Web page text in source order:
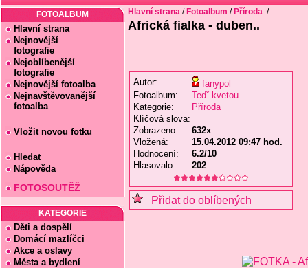
FOTOALBUM
Hlavní strana
Nejnovější
fotografie
Nejoblíbenější
fotografie
Nejnovější fotoalba
Nejnavštěvovanější
fotoalba
Vložit novou fotku
Hledat
Nápověda
FOTOSOUTĚŽ
KATEGORIE
Děti a dospělí
Domácí mazlíčci
Akce a oslavy
Města a bydlení
Hlavní strana / Fotoalbum / Příroda /
Africká fialka - duben..
Autor:
fanypol
Fotoalbum:
Tedˇ kvetou
Kategorie:
Příroda
Klíčová slova:
Zobrazeno:
632x
Vložená:
15.04.2012 09:47 hod.
Hodnocení:
6.2/10
Hlasovalo:
202
Přidat do oblíbených